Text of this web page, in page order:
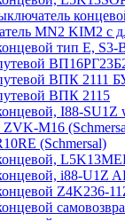
MN2 KIM2 с
тип Е, S3-
ВПК 2111
ВПК 2115
I88-SU1Z
M16
(Schmersal)
i88-U1Z
Z4K236-